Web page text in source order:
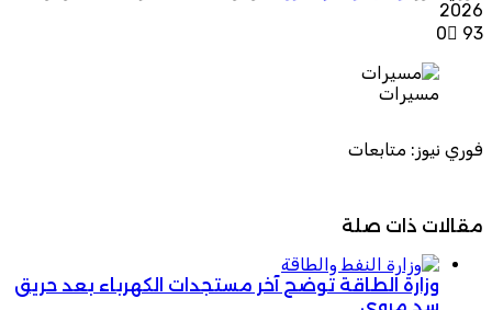
2026
0
93
مسيرات
فوري نيوز: متابعات
مقالات ذات صلة
وزارة الطاقة توضح آخر مستجدات الكهرباء بعد حريق